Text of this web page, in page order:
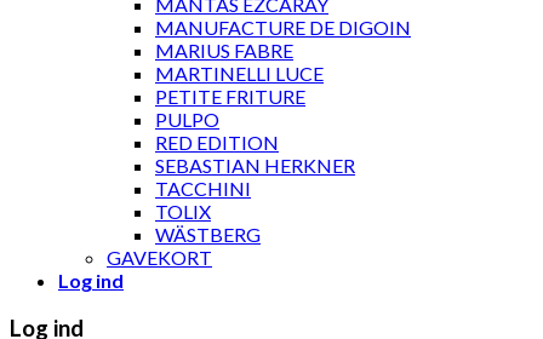
MANUFACTURE DE DIGOIN
MARIUS FABRE
MARTINELLI LUCE
PETITE FRITURE
PULPO
RED EDITION
SEBASTIAN HERKNER
TACCHINI
TOLIX
WÄSTBERG
GAVEKORT
Log ind
Log ind